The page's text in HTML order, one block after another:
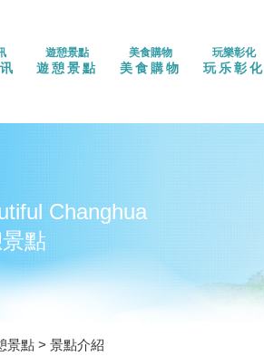
遊憩景點
遊憩景點
美食購物
美食購物
玩樂彰化
玩乐彰化
Changhua
點
景點 > 景點介紹